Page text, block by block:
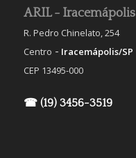
ARIL - Iracemápolis
R. Pedro Chinelato, 254
Centro - Iracemápolis/SP
CEP 13495-000
☎ (19) 3456-3519